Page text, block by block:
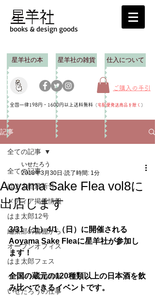
books & design goods
星羊社の本 星羊社の雑貨 仕入について
ご購入の手引
全国一律198円・1600円以上送料無料 （宅配便発送商品を除く ）
記事
全ての記事
はま太郎最新号
メディア掲載情報
はま太郎12号
編集部の書棚から
オープンオフィス
はま太郎フェス
イベント出品情報
いせたろうの仕事
全ての記事
Aoyama Sake Flea vol8に
出店します
いせたろう
2018年3月30日 読了時間: 1分
3/31（土）4/1（日）に開催される
Aoyama Sake Fleaに星羊社が参加し
ます！
全国の蔵元の120種類以上の日本酒を飲
み比べできるイベントです。